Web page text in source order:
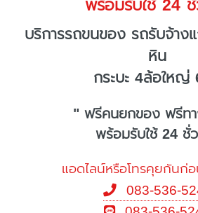
พร้อมรับใช้ 24
บริการรถขนของ รถรับจ้าง
หิน
กระบะ 4ล้อใหญ่
" ฟรีคนยกของ ฟรีท
พร้อมรับใช้ 24 ชั่
แอดไลน์หรือโทรคุยกันก่
083-536-